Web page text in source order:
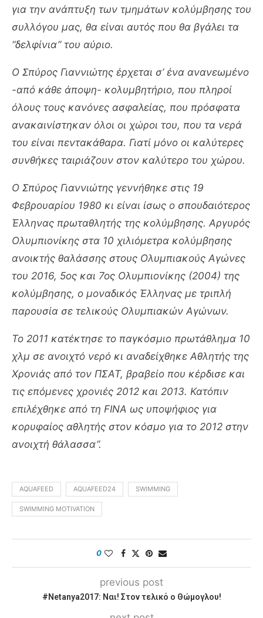
για την ανάπτυξη των τμημάτων κολύμβησης του
συλλόγου μας, θα είναι αυτός που θα βγάλει τα
“δελφίνια” του αύριο.
Ο Σπύρος Γιαννιώτης έρχεται σ’ ένα ανανεωμένο
-από κάθε άποψη- κολυμβητήριο, που πληροί
όλους τους κανόνες ασφαλείας, που πρόσφατα
ανακαινίστηκαν όλοι οι χώροι του, που τα νερά
του είναι πεντακάθαρα. Γιατί μόνο οι καλύτερες
συνθήκες ταιριάζουν στον καλύτερο του χώρου.
Ο Σπύρος Γιαννιώτης γεννήθηκε στις 19
Φεβρουαρίου 1980 κι είναι ίσως ο σπουδαιότερος
Έλληνας πρωταθλητής της κολύμβησης. Αργυρός
Ολυμπιονίκης στα 10 χιλιόμετρα κολύμβησης
ανοικτής θαλάσσης στους Ολυμπιακούς Αγώνες
του 2016, 5ος και 7ος Ολυμπιονίκης (2004) της
κολύμβησης, ο μοναδικός Έλληνας με τριπλή
παρουσία σε τελικούς Ολυμπιακών Αγώνων.
Το 2011 κατέκτησε το παγκόσμιο πρωτάθλημα 10
χλμ σε ανοιχτό νερό κι αναδείχθηκε Αθλητής της
Χρονιάς από τον ΠΣΑΤ, βραβείο που κέρδισε και
τις επόμενες χρονιές 2012 και 2013. Κατόπιν
επιλέχθηκε από τη FINA ως υποψήφιος για
κορυφαίος αθλητής στον κόσμο για το 2012 στην
ανοιχτή θάλασσα”.
AQUAFEED AQUAFEED24 SWIMMING
SWIMMING MOTIVATION
0
previous post
#Netanya2017: Ναι! Στον τελικό ο Θώμογλου!